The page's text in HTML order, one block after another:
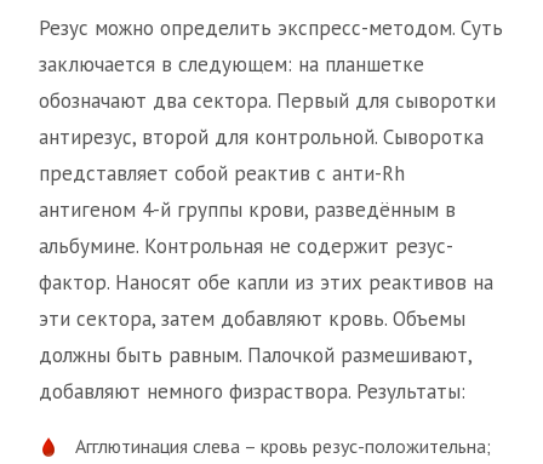
Резус можно определить экспресс-методом. Суть
заключается в следующем: на планшетке
обозначают два сектора. Первый для сыворотки
антирезус, второй для контрольной. Сыворотка
представляет собой реактив с анти-Rh
антигеном 4-й группы крови, разведённым в
альбумине. Контрольная не содержит резус-
фактор. Наносят обе капли из этих реактивов на
эти сектора, затем добавляют кровь. Объемы
должны быть равным. Палочкой размешивают,
добавляют немного физраствора. Результаты:
Агглютинация слева – кровь резус-положительна;